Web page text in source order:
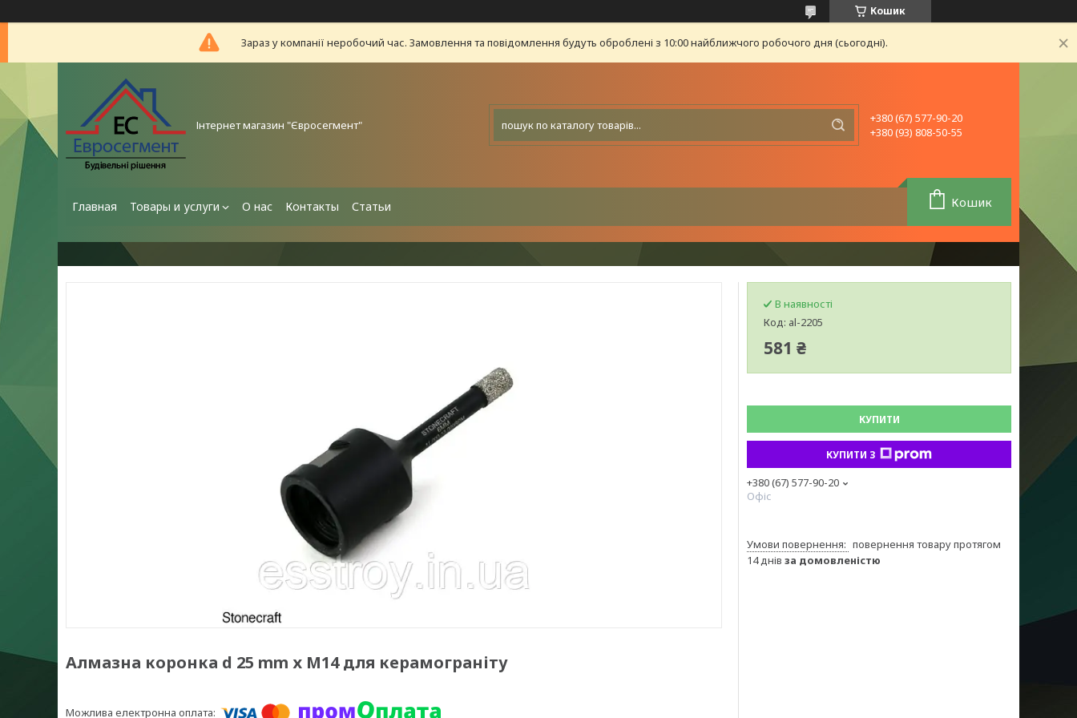
Кошик
Зараз у компанії неробочий час. Замовлення та повідомлення будуть оброблені з 10:00 найближчого робочого дня (сьогодні).
Інтернет магазин "Євросегмент"
+380 (67) 577-90-20
+380 (93) 808-50-55
Главная Товары и услуги О нас Контакты Статьи Кошик
Алмазна коронка d 25 mm х М14 для керамограніту
В наявності
Код: al-2205
581 ₴
КУПИТИ
КУПИТИ З
+380 (67) 577-90-20
Офіс
повернення товару протягом
14 днів за домовленістю